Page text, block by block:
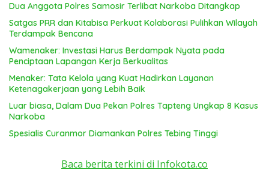
Dua Anggota Polres Samosir Terlibat Narkoba Ditangkap
Satgas PRR dan Kitabisa Perkuat Kolaborasi Pulihkan Wilayah
Terdampak Bencana
Wamenaker: Investasi Harus Berdampak Nyata pada
Penciptaan Lapangan Kerja Berkualitas
Menaker: Tata Kelola yang Kuat Hadirkan Layanan
Ketenagakerjaan yang Lebih Baik
Luar biasa, Dalam Dua Pekan Polres Tapteng Ungkap 8 Kasus
Narkoba
Spesialis Curanmor Diamankan Polres Tebing Tinggi
Baca berita terkini di Infokota.co